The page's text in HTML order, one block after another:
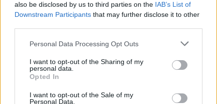
also be disclosed by us to third parties on the IAB’s List of
Downstream Participants that may further disclose it to other
Please note that this website/app uses one or more Google
not limited to your visit or usage behaviour. You may click to
grant or deny consent to Google and its third-party tags to
use your data for below specified purposes in below Google
consent section.
Personal Data Processing Opt Outs
I want to opt-out of the Sharing of my
personal data.
Opted In
I want to opt-out of the Sale of my
Personal Data.